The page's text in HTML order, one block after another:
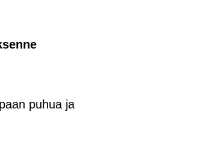
puhua ja